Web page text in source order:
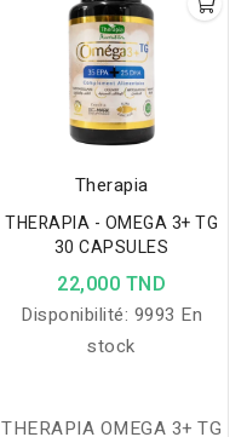
Therapia
THERAPIA - OMEGA 3+ TG
30 CAPSULES
22,000 TND
Disponibilité: 9993 En
stock
THERAPIA OMEGA 3+ TG